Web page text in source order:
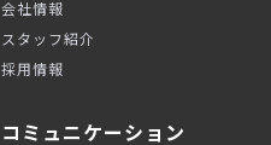
会社情報
スタッフ紹介
採用情報
コミュニケーション